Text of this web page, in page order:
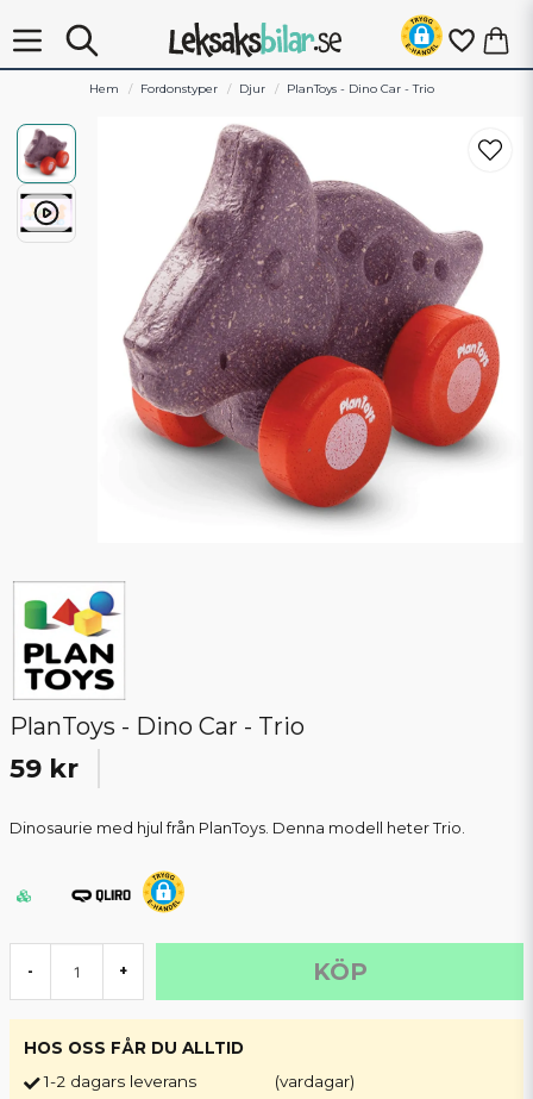
Hem Fordonstyper Djur PlanToys - Dino Car - Trio
PlanToys - Dino Car - Trio
59 kr
Dinosaurie med hjul från PlanToys. Denna modell heter Trio.
- + KÖP
HOS OSS FÅR DU ALLTID
1-2 dagars leverans
(vardagar)